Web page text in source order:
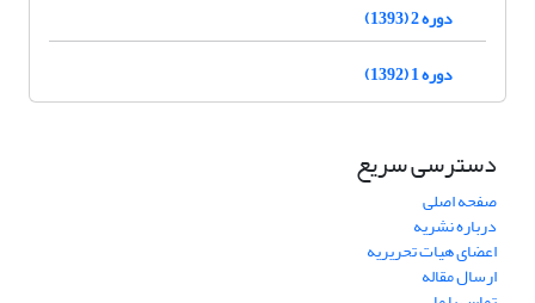
دوره 2 (1393)
دوره 1 (1392)
دسترسی سریع
صفحه اصلی
درباره نشریه
اعضای هیات تحریریه
ارسال مقاله